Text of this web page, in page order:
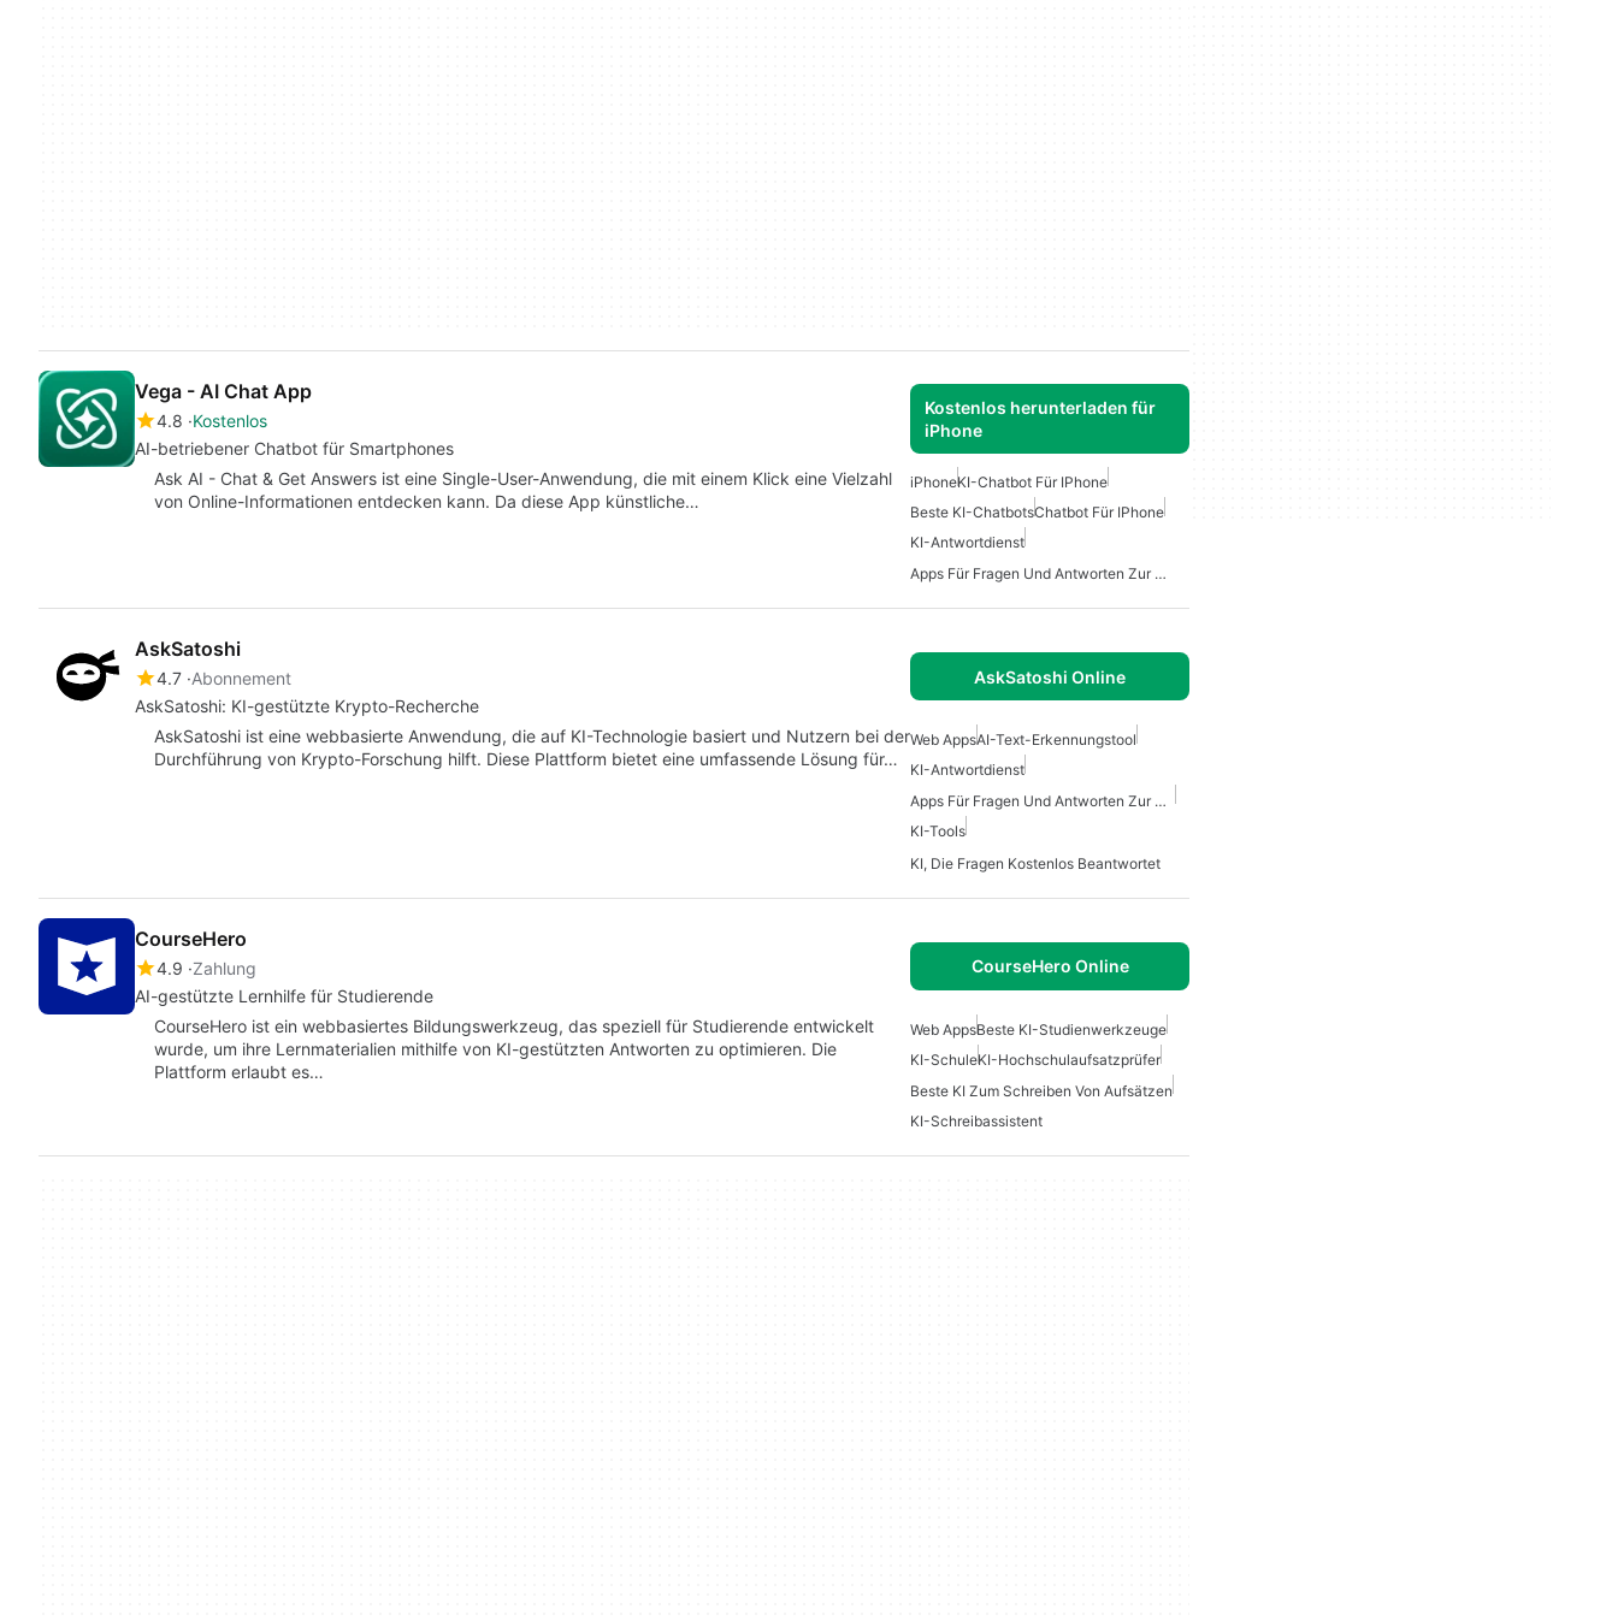
Vega - AI Chat App
4.8 Kostenlos
AI-betriebener Chatbot für Smartphones
Kostenlos herunterladen für
iPhone
Ask AI - Chat & Get Answers ist eine Single-User-Anwendung, die mit einem Klick eine Vielzahl
von Online-Informationen entdecken kann. Da diese App künstliche…
iPhoneKI-Chatbot Für IPhone
Beste KI-ChatbotsChatbot Für IPhone
KI-Antwortdienst
Apps Für Fragen Und Antworten Zur Künstlichen Intelligenz
AskSatoshi
4.7 Abonnement
AskSatoshi: KI-gestützte Krypto-Recherche
AskSatoshi Online
AskSatoshi ist eine webbasierte Anwendung, die auf KI-Technologie basiert und Nutzern bei der
Durchführung von Krypto-Forschung hilft. Diese Plattform bietet eine umfassende Lösung für…
Web AppsAI-Text-Erkennungstool
KI-Antwortdienst
Apps Für Fragen Und Antworten Zur Künstlichen Intelligenz
KI-Tools
KI, Die Fragen Kostenlos Beantwortet
CourseHero
4.9 Zahlung
AI-gestützte Lernhilfe für Studierende
CourseHero Online
CourseHero ist ein webbasiertes Bildungswerkzeug, das speziell für Studierende entwickelt
wurde, um ihre Lernmaterialien mithilfe von KI-gestützten Antworten zu optimieren. Die
Plattform erlaubt es…
Web AppsBeste KI-Studienwerkzeuge
KI-SchuleKI-Hochschulaufsatzprüfer
Beste KI Zum Schreiben Von Aufsätzen
KI-Schreibassistent